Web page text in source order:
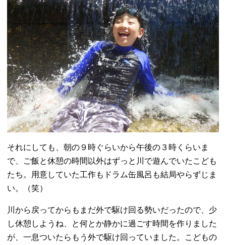
それにしても、朝の９時ぐらいから午後の３時くらいま
で、ご飯と休憩の時間以外はずっと川で遊んでいたこども
たち。用意していた工作もドラム缶風呂も結局やらずじま
い。（笑）
川から戻ってからもまだ外で駆け回る勢いだったので、少
し休憩しようね、と何とか静かに過ごす時間を作りました
が、一息ついたらもう外で駆け回っていました。こどもの